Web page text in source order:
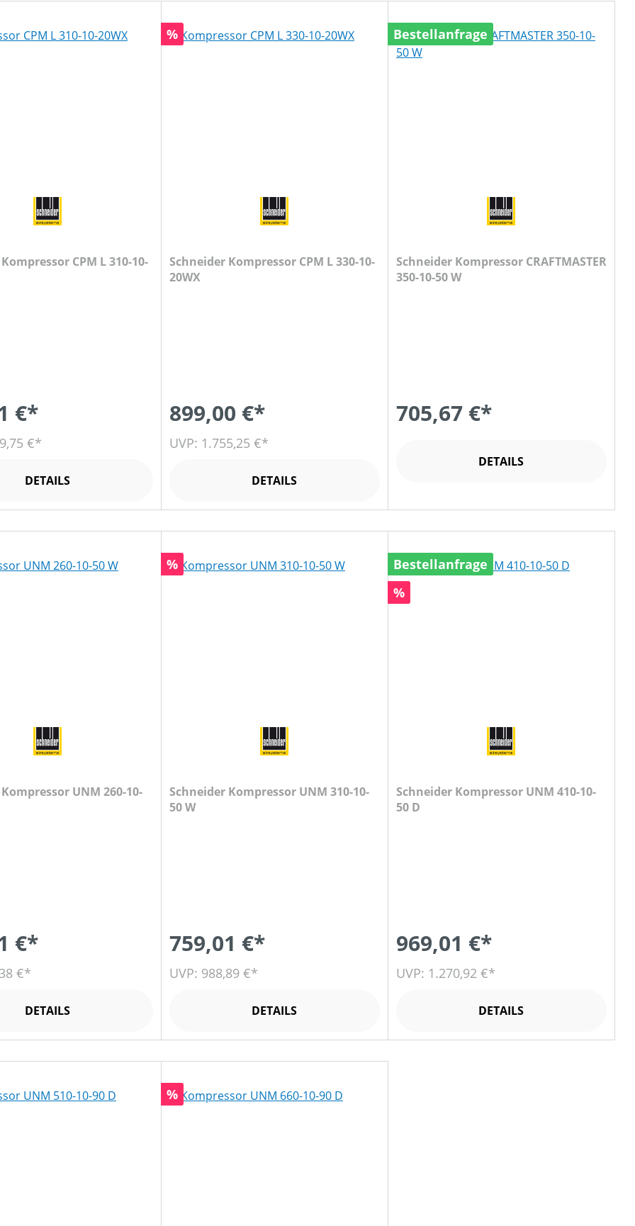
€*
€*
DETAILS
Rabatt
%
Schneider Kompressor CPM L 330-10-
20WX
899,00 €*
UVP: 1.755,25 €*
DETAILS
Bestellanfrage
Schneider Kompressor CRAFTMASTER
350-10-50 W
705,67 €*
DETAILS
€*
€*
DETAILS
Rabatt
%
Schneider Kompressor UNM 310-10-
50 W
759,01 €*
UVP: 988,89 €*
DETAILS
Bestellanfrage
Rabatt
%
Schneider Kompressor UNM 410-10-
50 D
969,01 €*
UVP: 1.270,92 €*
DETAILS
Rabatt
%